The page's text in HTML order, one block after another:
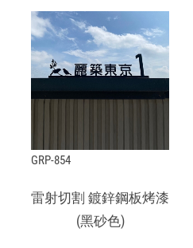
GRP-854
雷射切割 鍍鋅鋼板烤漆
(黑砂色)